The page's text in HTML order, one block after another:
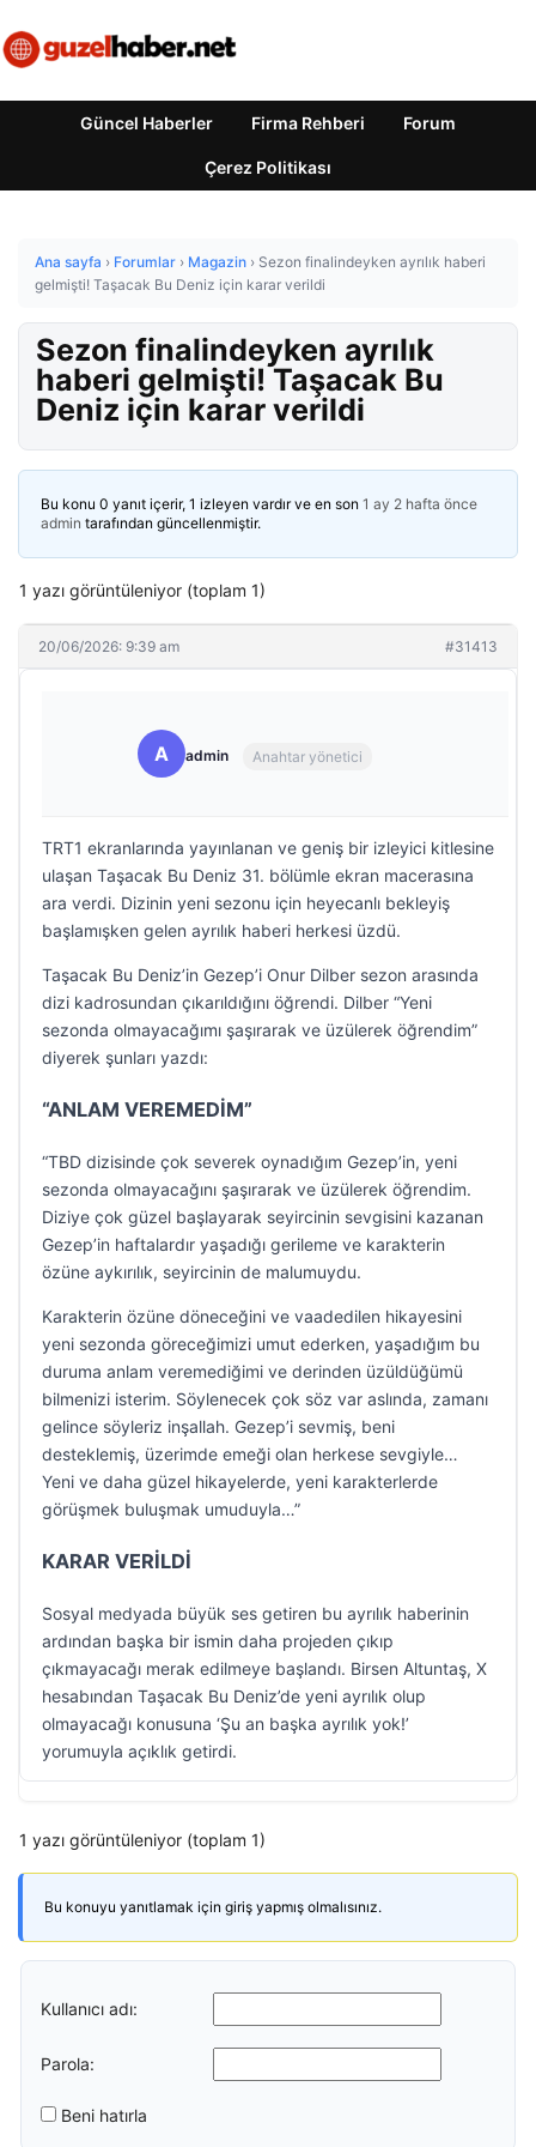
Güncel Haberler Firma Rehberi Forum
Çerez Politikası
Ana sayfa › Forumlar › Magazin › Sezon finalindeyken ayrılık haberi
gelmişti! Taşacak Bu Deniz için karar verildi
Sezon finalindeyken ayrılık
haberi gelmişti! Taşacak Bu
Deniz için karar verildi
Bu konu 0 yanıt içerir, 1 izleyen vardır ve en son 1 ay 2 hafta önce
admin tarafından güncellenmiştir.
1 yazı görüntüleniyor (toplam 1)
20/06/2026: 9:39 am #31413
A admin Anahtar yönetici
TRT1 ekranlarında yayınlanan ve geniş bir izleyici kitlesine
ulaşan Taşacak Bu Deniz 31. bölümle ekran macerasına
ara verdi. Dizinin yeni sezonu için heyecanlı bekleyiş
başlamışken gelen ayrılık haberi herkesi üzdü.
Taşacak Bu Deniz’in Gezep’i Onur Dilber sezon arasında
dizi kadrosundan çıkarıldığını öğrendi. Dilber “Yeni
sezonda olmayacağımı şaşırarak ve üzülerek öğrendim”
diyerek şunları yazdı:
“ANLAM VEREMEDİM”
“TBD dizisinde çok severek oynadığım Gezep’in, yeni
sezonda olmayacağını şaşırarak ve üzülerek öğrendim.
Diziye çok güzel başlayarak seyircinin sevgisini kazanan
Gezep’in haftalardır yaşadığı gerileme ve karakterin
özüne aykırılık, seyircinin de malumuydu.
Karakterin özüne döneceğini ve vaadedilen hikayesini
yeni sezonda göreceğimizi umut ederken, yaşadığım bu
duruma anlam veremediğimi ve derinden üzüldüğümü
bilmenizi isterim. Söylenecek çok söz var aslında, zamanı
gelince söyleriz inşallah. Gezep’i sevmiş, beni
desteklemiş, üzerimde emeği olan herkese sevgiyle…
Yeni ve daha güzel hikayelerde, yeni karakterlerde
görüşmek buluşmak umuduyla…”
KARAR VERİLDİ
Sosyal medyada büyük ses getiren bu ayrılık haberinin
ardından başka bir ismin daha projeden çıkıp
çıkmayacağı merak edilmeye başlandı. Birsen Altuntaş, X
hesabından Taşacak Bu Deniz’de yeni ayrılık olup
olmayacağı konusuna ‘Şu an başka ayrılık yok!’
yorumuyla açıklık getirdi.
1 yazı görüntüleniyor (toplam 1)
Bu konuyu yanıtlamak için giriş yapmış olmalısınız.
Kullanıcı adı:
Parola:
Beni hatırla